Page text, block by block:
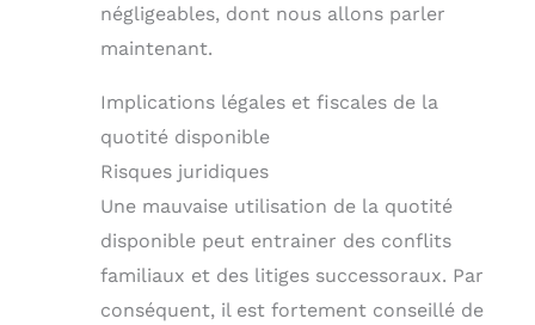
négligeables, dont nous allons parler
maintenant.
Implications légales et fiscales de la
quotité disponible
Risques juridiques
Une mauvaise utilisation de la quotité
disponible peut entrainer des conflits
familiaux et des litiges successoraux. Par
conséquent, il est fortement conseillé de